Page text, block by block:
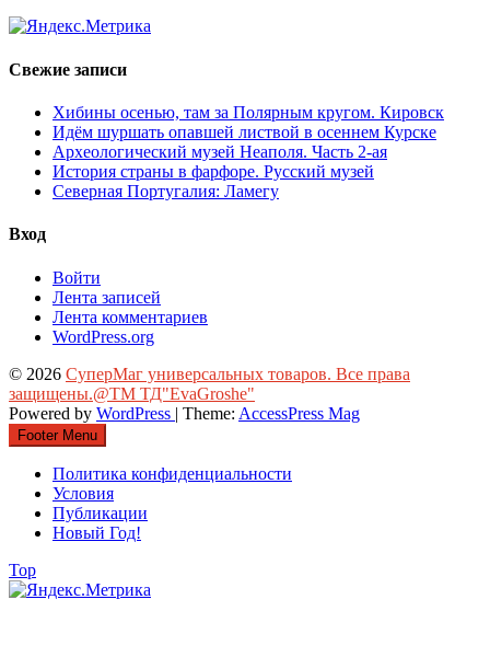
Свежие записи
Хибины осенью, там за Полярным кругом. Кировск
Идём шуршать опавшей листвой в осеннем Курске
Археологический музей Неаполя. Часть 2-ая
История страны в фарфоре. Русский музей
Северная Португалия: Ламегу
Вход
Войти
Лента записей
Лента комментариев
WordPress.org
© 2026 СуперМаг универсальных товаров. Все права
защищены.@ТМ ТД"EvaGroshe"
Powered by WordPress | Theme: AccessPress Mag
Footer Menu
Политика конфиденциальности
Условия
Публикации
Новый Год!
Top